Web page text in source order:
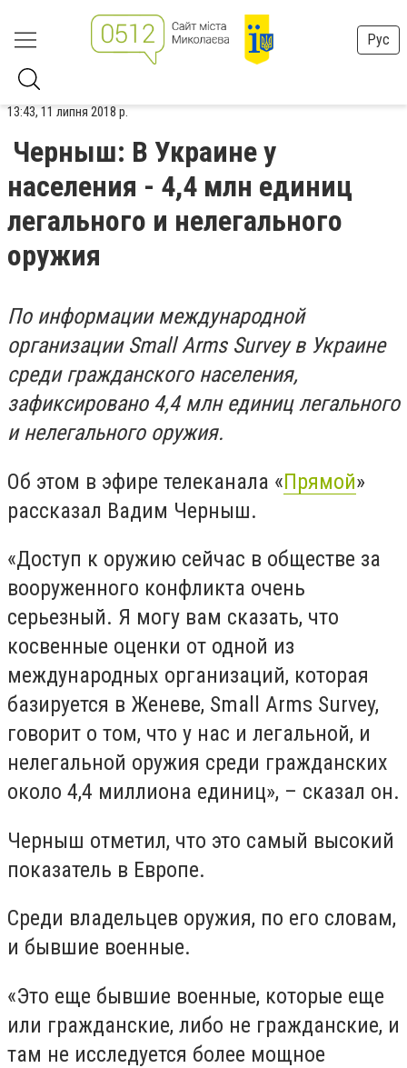
Рус
13:43, 11 липня 2018 р.
Черныш: В Украине у
населения - 4,4 млн единиц
легального и нелегального
оружия
По информации международной
организации Small Arms Survey в Украине
среди гражданского населения,
зафиксировано 4,4 млн единиц легального
и нелегального оружия.
Об этом в эфире телеканала «Прямой»
рассказал Вадим Черныш.
«Доступ к оружию сейчас в обществе за
вооруженного конфликта очень
серьезный. Я могу вам сказать, что
косвенные оценки от одной из
международных организаций, которая
базируется в Женеве, Small Arms Survey,
говорит о том, что у нас и легальной, и
нелегальной оружия среди гражданских
около 4,4 миллиона единиц», – сказал он.
Черныш отметил, что это самый высокий
показатель в Европе.
Среди владельцев оружия, по его словам,
и бывшие военные.
«Это еще бывшие военные, которые еще
или гражданские, либо не гражданские, и
там не исследуется более мощное